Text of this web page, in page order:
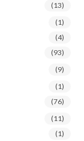
(13)
(1)
(4)
(93)
(9)
(1)
(76)
(11)
(1)